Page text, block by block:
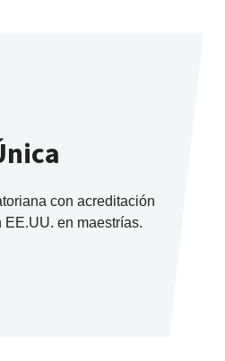
con acreditación
EE.UU. en maestrías.